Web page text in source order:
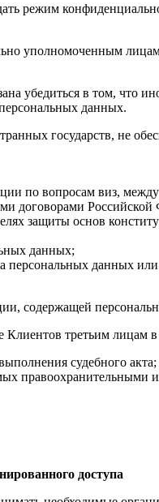
режим
уполномоченным
убедиться в том, что
данных.
государств, не
по вопросам виз,
договорами Российской
защиты основ
данных;
данных
содержащей
Клиентов третьим лицам
судебного акта;
доступа